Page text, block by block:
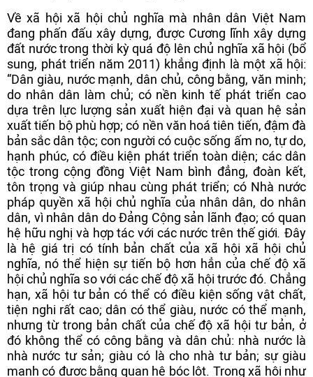
Về xã hội xã hội chủ nghĩa mà nhân dân Việt Nam
đang phấn đấu xây dựng, được Cương lĩnh xây dựng
đất nước trong thời kỳ quá độ lên chủ nghĩa xã hội (bổ
sung, phát triển năm 2011) khẳng định là một xã hội:
“Dân giàu, nước mạnh, dân chủ, công bằng, văn minh;
do nhân dân làm chủ; có nền kinh tế phát triển cao
dựa trên lực lượng sản xuất hiện đại và quan hệ sản
xuất tiến bộ phù hợp; có nền văn hoá tiên tiến, đậm đà
bản sắc dân tộc; con người có cuộc sống ấm no, tự do,
hạnh phúc, có điều kiện phát triển toàn diện; các dân
tộc trong cộng đồng Việt Nam bình đẳng, đoàn kết,
tôn trọng và giúp nhau cùng phát triển; có Nhà nước
pháp quyền xã hội chủ nghĩa của nhân dân, do nhân
dân, vì nhân dân do Đảng Cộng sản lãnh đạo; có quan
hệ hữu nghị và hợp tác với các nước trên thế giới. Đây
là hệ giá trị có tính bản chất của xã hội xã hội chủ
nghĩa, nó thể hiện sự tiến bộ hơn hẳn của chế độ xã
hội chủ nghĩa so với các chế độ xã hội trước đó. Chẳng
hạn, xã hội tư bản có thể có điều kiện sống vật chất,
tiện nghi rất cao; dân có thể giàu, nước có thể mạnh,
nhưng từ trong bản chất của chế độ xã hội tư bản, ở
đó không thể có công bằng và dân chủ: nhà nước là
nhà nước tư sản; giàu có là cho nhà tư bản; sự giàu
mạnh có được bằng quan hệ bóc lột. Trong xã hội như